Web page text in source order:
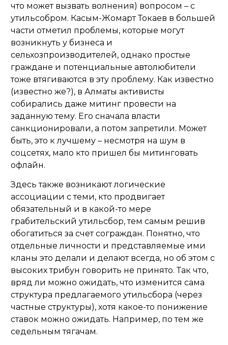
что может вызвать волнения) вопросом – с
утильсобром. Касым-Жомарт Токаев в большей
части отметил проблемы, которые могут
возникнуть у бизнеса и
сельхозпроизводителей, однако простые
граждане и потенциальные автолюбители
тоже втягиваются в эту проблему. Как известно
(известно же?), в Алматы активисты
собирались даже митинг провести на
заданную тему. Его сначала власти
санкционировали, а потом запретили. Может
быть, это к лучшему – несмотря на шум в
соцсетях, мало кто пришел бы митинговать
офлайн.
Здесь также возникают логические
ассоциации с теми, кто продвигает
обязательный и в какой-то мере
грабительский утильсбор, тем самым решив
обогатиться за счет сограждан. Понятно, что
отдельные личности и представляемые ими
кланы это делали и делают всегда, но об этом с
высоких трибун говорить не принято. Так что,
вряд ли можно ожидать, что изменится сама
структура предлагаемого утильсбора (через
частные структуры), хотя какое-то понижение
ставок можно ожидать. Например, по тем же
седельным тягачам.